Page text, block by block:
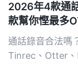
2026年4款通
款幫你慳最多
通話錄音合法嗎
Tinrec、Otter、